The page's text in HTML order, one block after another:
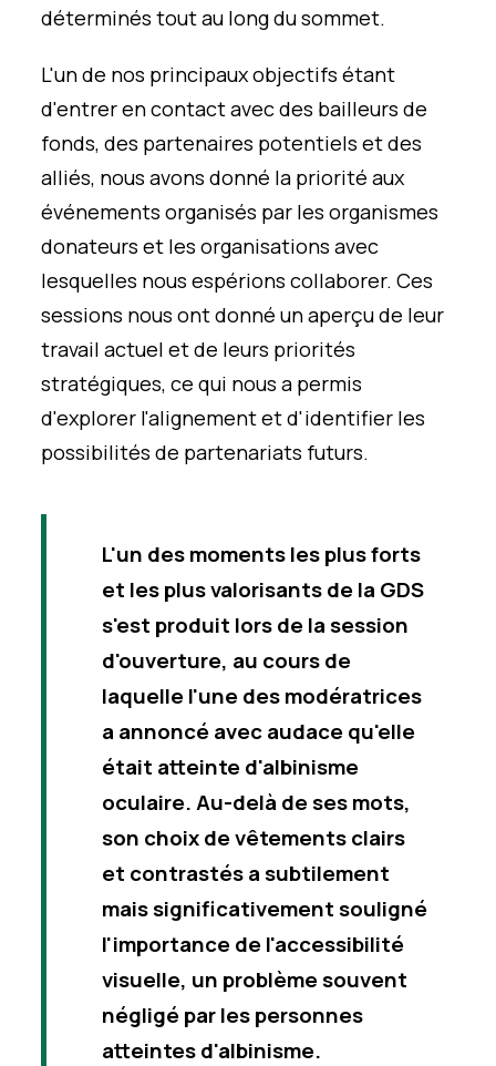
déterminés tout au long du sommet.
L'un de nos principaux objectifs étant
d'entrer en contact avec des bailleurs de
fonds, des partenaires potentiels et des
alliés, nous avons donné la priorité aux
événements organisés par les organismes
donateurs et les organisations avec
lesquelles nous espérions collaborer. Ces
sessions nous ont donné un aperçu de leur
travail actuel et de leurs priorités
stratégiques, ce qui nous a permis
d'explorer l'alignement et d'identifier les
possibilités de partenariats futurs.
L'un des moments les plus forts
et les plus valorisants de la GDS
s'est produit lors de la session
d'ouverture, au cours de
laquelle l'une des modératrices
a annoncé avec audace qu'elle
était atteinte d'albinisme
oculaire. Au-delà de ses mots,
son choix de vêtements clairs
et contrastés a subtilement
mais significativement souligné
l'importance de l'accessibilité
visuelle, un problème souvent
négligé par les personnes
atteintes d'albinisme.